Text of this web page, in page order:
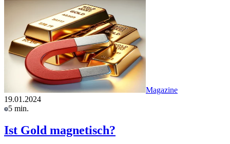
Magazine
19.01.2024
5 min.
Ist Gold magnetisch?